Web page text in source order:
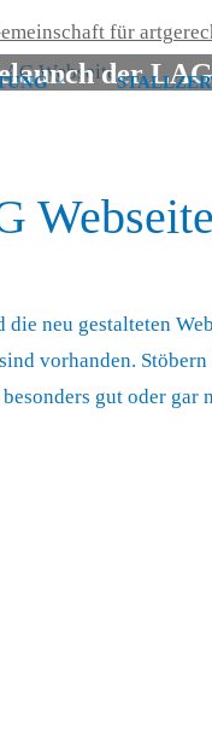
der
die neu gestalteten
vorhanden. Stöbern
gut oder